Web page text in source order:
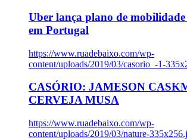
Uber lança plano de
em Portugal
https://www.ruadebaixo.com/wp-
content/uploads/2019/03/casorio_-1-
CASÓRIO: JAMESON
CERVEJA MUSA
https://www.ruadebaixo.com/wp-
content/uploads/2019/03/nature-